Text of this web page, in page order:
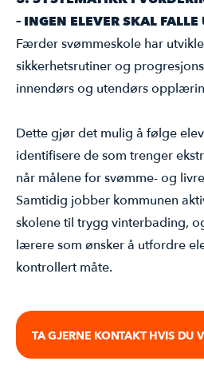
– INGEN ELEVER SKAL FALLE
Færder svømmeskole har
sikkerhetsrutiner og
innendørs og utendørs
Dette gjør det mulig å følge
identifisere de som trenger
når målene for svømme- og
Samtidig jobber kommunen
skolene til trygg vinterbading,
lærere som ønsker å utfordre
kontrollert måte.
TA GJERNE KONTAKT HVIS DU